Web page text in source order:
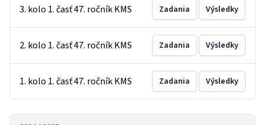
3. kolo 1. časť 47. ročník KMS Zadania Výsledky
2. kolo 1. časť 47. ročník KMS Zadania Výsledky
1. kolo 1. časť 47. ročník KMS Zadania Výsledky